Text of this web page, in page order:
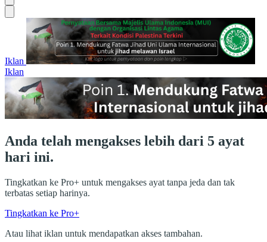
Iklan
Iklan
Anda telah mengakses lebih dari 5 ayat
hari ini.
Tingkatkan ke Pro+ untuk mengakses ayat tanpa jeda dan tak
terbatas setiap harinya.
Tingkatkan ke Pro+
Atau lihat iklan untuk mendapatkan akses tambahan.